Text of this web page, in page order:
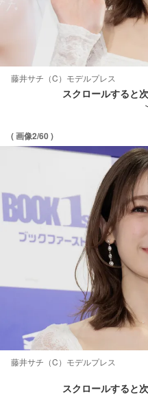
藤井サチ（C）モデルプレス
スクロールすると
( 画像2/60 )
藤井サチ（C）モデルプレス
スクロールすると